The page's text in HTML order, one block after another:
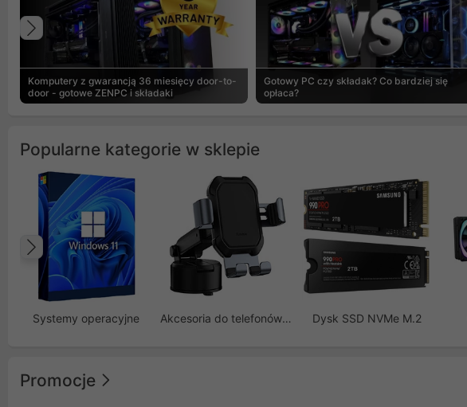
Komputery z gwarancją 36 miesięcy door-to-
door - gotowe ZENPC i składaki
Gotowy PC czy składak? Co bardziej się
opłaca?
Poprzedni
Popularne kategorie w sklepie
Systemy operacyjne Akcesoria do telefonów GSM Dysk SSD NVMe M.2
Poprzedni
Promocje